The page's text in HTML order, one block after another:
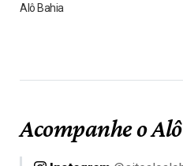
Alô Bahia
Acompanhe o